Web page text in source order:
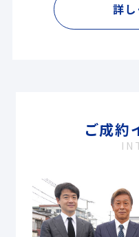
詳
ご成約